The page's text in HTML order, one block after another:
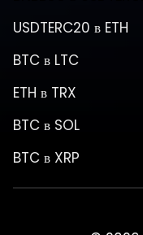
USDTERC20 в ETH
BTC в LTC
ETH в TRX
BTC в SOL
BTC в XRP